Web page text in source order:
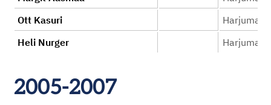
Ott Kasuri
Harjumaa
Heli Nurger
Harjumaa
2005-2007